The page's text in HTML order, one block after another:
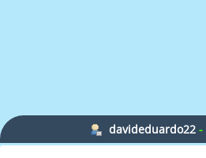
davideduardo22 -